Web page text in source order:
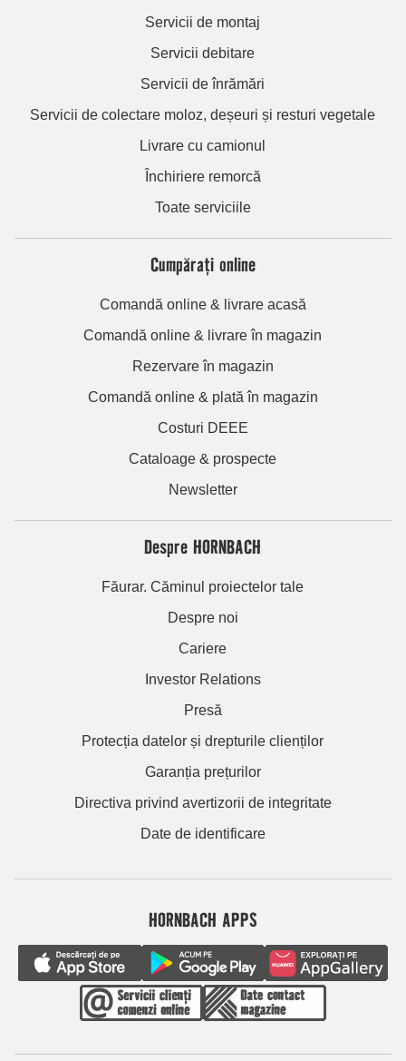
Servicii de montaj
Servicii debitare
Servicii de înrămări
Servicii de colectare moloz, deșeuri și resturi vegetale
Livrare cu camionul
Închiriere remorcă
Toate serviciile
Cumpărați online
Comandă online & livrare acasă
Comandă online & livrare în magazin
Rezervare în magazin
Comandă online & plată în magazin
Costuri DEEE
Cataloage & prospecte
Newsletter
Despre HORNBACH
Făurar. Căminul proiectelor tale
Despre noi
Cariere
Investor Relations
Presă
Protecția datelor și drepturile clienților
Garanția prețurilor
Directiva privind avertizorii de integritate
Date de identificare
HORNBACH APPS